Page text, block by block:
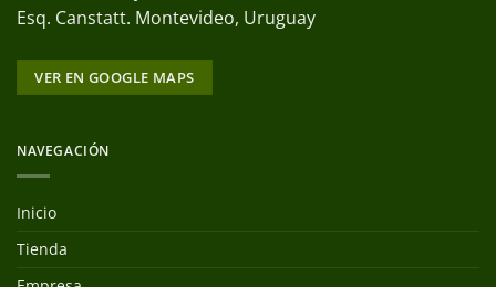
Esq. Canstatt. Montevideo, Uruguay
VER EN GOOGLE MAPS
NAVEGACIÓN
Inicio
Tienda